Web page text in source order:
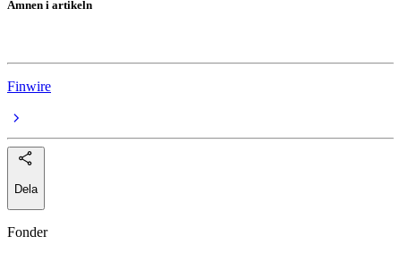
Ämnen i artikeln
Finwire
Dela
Fonder